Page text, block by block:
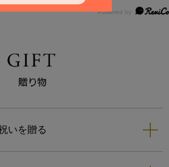
いを贈る